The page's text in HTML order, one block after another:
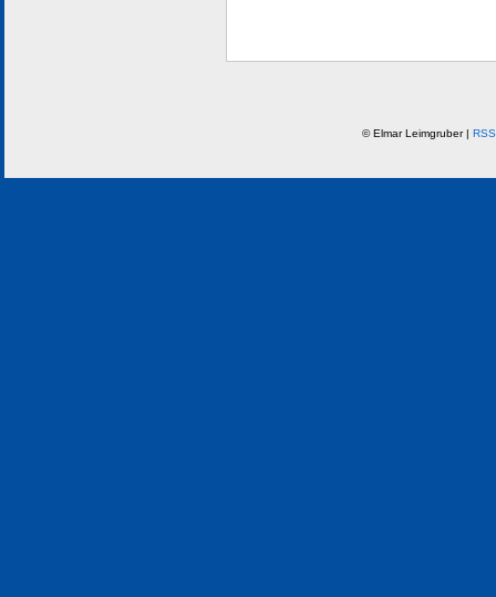
© Elmar Leimgruber |